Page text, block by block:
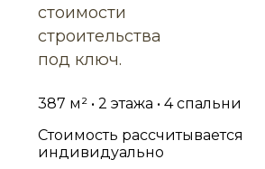
стоимости
строительства
под ключ.
387 м² • 2 этажа • 4 спальни
Стоимость рассчитывается
индивидуально